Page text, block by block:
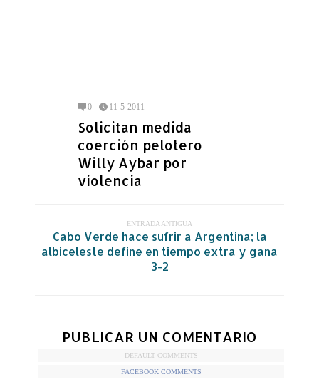
0 11-5-2011
Solicitan medida
coerción pelotero
Willy Aybar por
violencia
ENTRADA ANTIGUA
Cabo Verde hace sufrir a Argentina; la
albiceleste define en tiempo extra y gana
3-2
PUBLICAR UN COMENTARIO
DEFAULT COMMENTS
FACEBOOK COMMENTS